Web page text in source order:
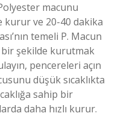
macunu
kurur ve 20-40 dakika
temeli P. Macun
bir şekilde kurutmak
pencereleri açın
düşük sıcaklıkta
sahip bir
daha hızlı kurur.